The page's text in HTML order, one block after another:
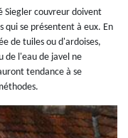
Siegler couvreur doivent
se présentent à eux. En
de tuiles ou d'ardoises,
de l'eau de javel ne
tendance à se